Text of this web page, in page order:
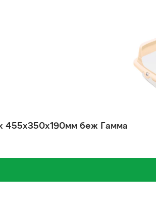
455х350х190мм беж Гамма